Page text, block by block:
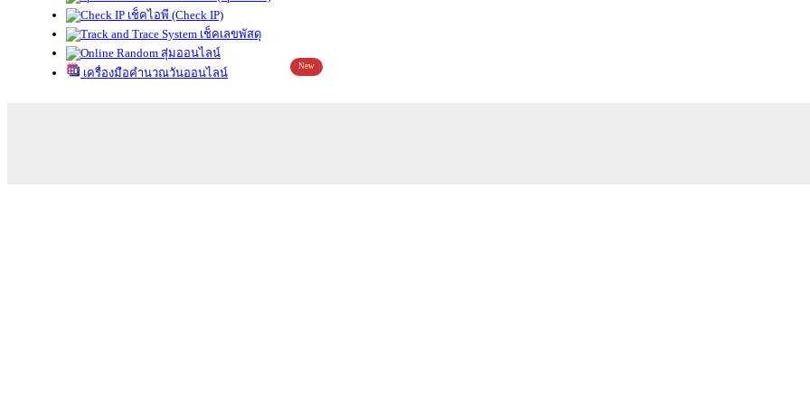
เช็คไอพี (Check IP)
เช็คเลขพัสดุ
สุ่มออนไลน์
เครื่องมือคำนวณวันออนไลน์
New